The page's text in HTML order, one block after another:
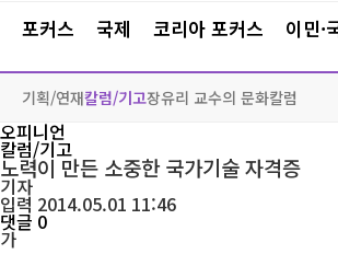
포커스 국제 코리아 포커스 이민·
기획/연재칼럼/기고장유리 교수의 문화칼럼
오피니언
칼럼/기고
노력이 만든 소중한 국가기술 자격증
기자
입력 2014.05.01 11:46
댓글 0
가